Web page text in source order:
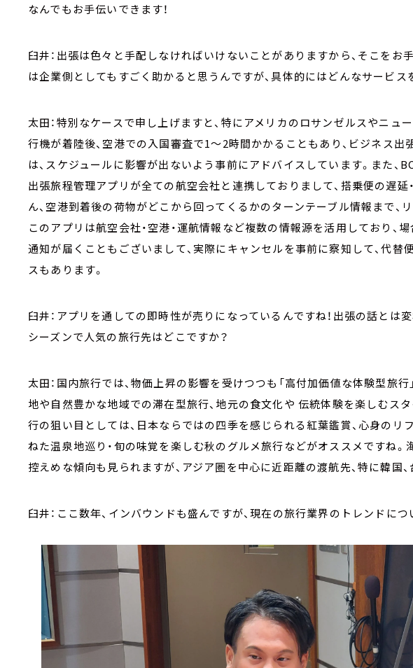
なんでもお手伝いできます！
臼井：出張は色々と手配しなければいけないことがありますから、そこをお
は企業側としてもすごく助かると思うんですが、具体的にはどんなサービス
太田：特別なケースで申し上げますと、特にアメリカのロサンゼルスやニュ
行機が着陸後、空港での入国審査で1～2時間かかることもあり、ビジネス出
は、スケジュールに影響が出ないよう事前にアドバイスしています。また、
出張旅程管理アプリが全ての航空会社と連携しておりまして、搭乗便の遅延
ん、空港到着後の荷物がどこから回ってくるかのターンテーブル情報まで、
このアプリは航空会社・空港・運航情報など複数の情報源を活用しており、
通知が届くこともございまして、実際にキャンセルを事前に察知して、代替
スもあります。
臼井：アプリを通しての即時性が売りになっているんですね！出張の話とは
シーズンで人気の旅行先はどこですか？
太田：国内旅行では、物価上昇の影響を受けつつも「高付加価値な体験型旅行
地や自然豊かな地域での滞在型旅行、地元の食文化や 伝統体験を楽しむス
行の狙い目としては、日本ならではの四季を感じられる紅葉鑑賞、心身のリ
ねた温泉地巡り・旬の味覚を楽しむ秋のグルメ旅行などがオススメですね。
控えめな傾向も見られますが、アジア圏を中心に近距離の渡航先、特に韓国、
臼井：ここ数年、インバウンドも盛んですが、現在の旅行業界のトレンドにつ